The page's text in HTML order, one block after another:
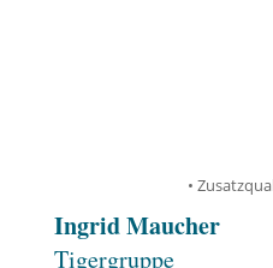
•
Ingrid Maucher
Tigergruppe